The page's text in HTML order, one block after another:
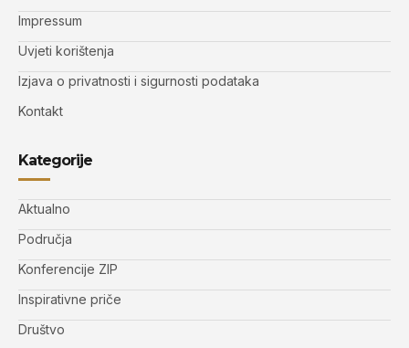
Impressum
Uvjeti korištenja
Izjava o privatnosti i sigurnosti podataka
Kontakt
Kategorije
Aktualno
Područja
Konferencije ZIP
Inspirativne priče
Društvo